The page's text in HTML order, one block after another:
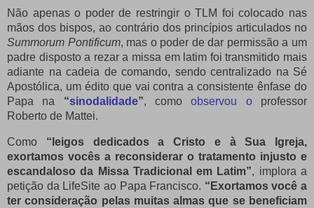
Não apenas o poder de restringir o TLM foi colocado nas
mãos dos bispos, ao contrário dos princípios articulados no
Summorum Pontificum, mas o poder de dar permissão a um
padre disposto a rezar a missa em latim foi transmitido mais
adiante na cadeia de comando, sendo centralizado na Sé
Apostólica, um édito que vai contra a consistente ênfase do
Papa na “sinodalidade”, comoobservou oprofessor
Roberto de Mattei.
Como “leigos dedicados a Cristo e à Sua Igreja,
exortamos vocês a reconsiderar o tratamento injusto e
escandaloso da Missa Tradicional em Latim”, implora a
petição da LifeSite ao Papa Francisco. “Exortamos você a
ter consideração pelas muitas almas que se beneficiam